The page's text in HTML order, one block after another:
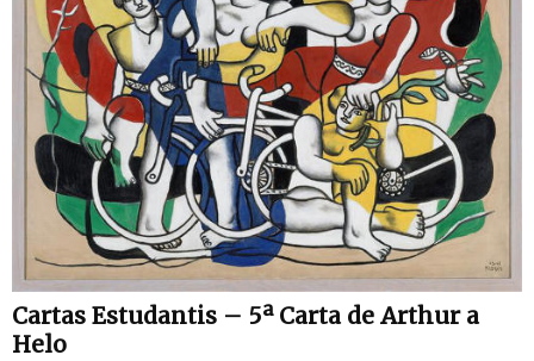
Cartas Estudantis – 5ª Carta de Arthur a
Helo